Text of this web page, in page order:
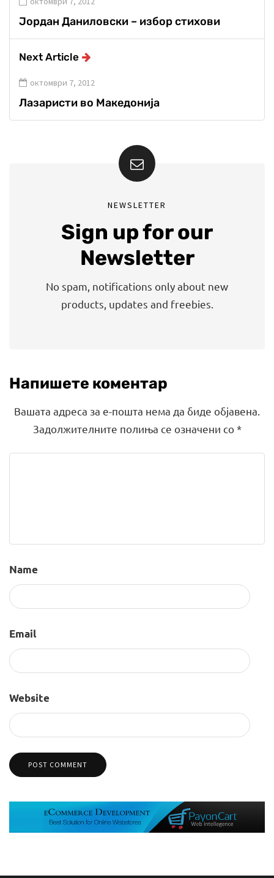
Јордан Даниловски – избор стихови
Next Article
октомври 7, 2012
Лазаристи во Македонија
NEWSLETTER
Sign up for our
Newsletter
No spam, notifications only about new
products, updates and freebies.
Напишете коментар
Вашата адреса за е-пошта нема да биде објавена.
Задолжителните полиња се означени со*
Name
Email
Website